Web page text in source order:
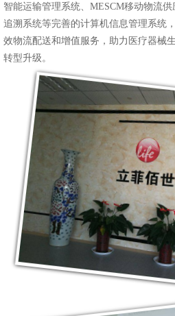
智能运输管理系统、MESCM移动物流
追溯系统等完善的计算机信息管理系统
效物流配送和增值服务，助力医疗器械
转型升级。